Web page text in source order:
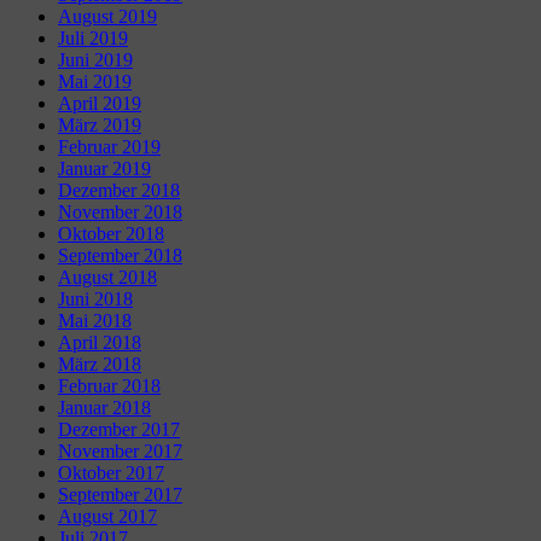
August 2019
Juli 2019
Juni 2019
Mai 2019
April 2019
März 2019
Februar 2019
Januar 2019
Dezember 2018
November 2018
Oktober 2018
September 2018
August 2018
Juni 2018
Mai 2018
April 2018
März 2018
Februar 2018
Januar 2018
Dezember 2017
November 2017
Oktober 2017
September 2017
August 2017